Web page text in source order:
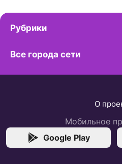
Рубрики
Все города сети
О
Мобильное
Google Play